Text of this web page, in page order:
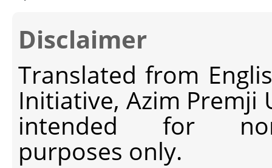
Disclaimer
Translated from
Initiative, Azim Premji
intended for non-
purposes only.